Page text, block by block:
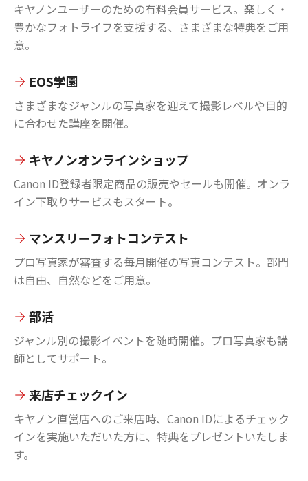
キヤノンユーザーのための有料会員サービス。楽しく・
豊かなフォトライフを支援する、さまざまな特典をご用
意。
EOS学園
さまざまなジャンルの写真家を迎えて撮影レベルや目的
に合わせた講座を開催。
キヤノンオンラインショップ
Canon ID登録者限定商品の販売やセールも開催。オンラ
イン下取りサービスもスタート。
マンスリーフォトコンテスト
プロ写真家が審査する毎月開催の写真コンテスト。部門
は自由、自然などをご用意。
部活
ジャンル別の撮影イベントを随時開催。プロ写真家も講
師としてサポート。
来店チェックイン
キヤノン直営店へのご来店時、Canon IDによるチェック
インを実施いただいた方に、特典をプレゼントいたしま
す。